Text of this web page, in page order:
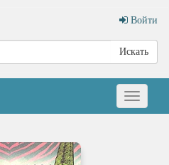
Войти
Искать
Меню